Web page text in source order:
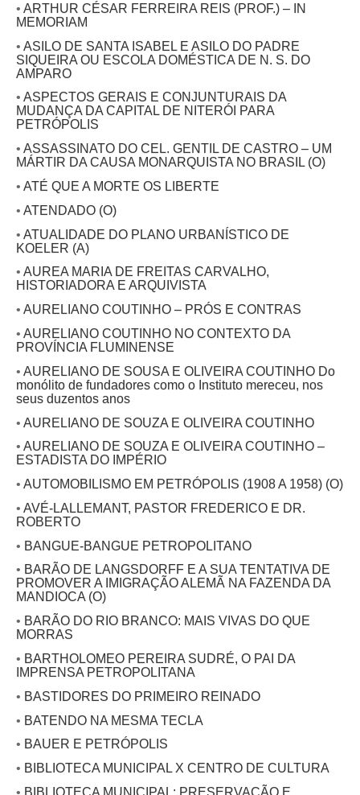
• ARTHUR CÉSAR FERREIRA REIS (PROF.) – IN
MEMORIAM
• ASILO DE SANTA ISABEL E ASILO DO PADRE
SIQUEIRA OU ESCOLA DOMÉSTICA DE N. S. DO
AMPARO
• ASPECTOS GERAIS E CONJUNTURAIS DA
MUDANÇA DA CAPITAL DE NITERÓI PARA
PETRÓPOLIS
• ASSASSINATO DO CEL. GENTIL DE CASTRO – UM
MÁRTIR DA CAUSA MONARQUISTA NO BRASIL (O)
• ATÉ QUE A MORTE OS LIBERTE
• ATENDADO (O)
• ATUALIDADE DO PLANO URBANÍSTICO DE
KOELER (A)
• AUREA MARIA DE FREITAS CARVALHO,
HISTORIADORA E ARQUIVISTA
• AURELIANO COUTINHO – PRÓS E CONTRAS
• AURELIANO COUTINHO NO CONTEXTO DA
PROVÍNCIA FLUMINENSE
• AURELIANO DE SOUSA E OLIVEIRA COUTINHO Do
monólito de fundadores como o Instituto mereceu, nos
seus duzentos anos
• AURELIANO DE SOUZA E OLIVEIRA COUTINHO
• AURELIANO DE SOUZA E OLIVEIRA COUTINHO –
ESTADISTA DO IMPÉRIO
• AUTOMOBILISMO EM PETRÓPOLIS (1908 A 1958) (O)
• AVÉ-LALLEMANT, PASTOR FREDERICO E DR.
ROBERTO
• BANGUE-BANGUE PETROPOLITANO
• BARÃO DE LANGSDORFF E A SUA TENTATIVA DE
PROMOVER A IMIGRAÇÃO ALEMÃ NA FAZENDA DA
MANDIOCA (O)
• BARÃO DO RIO BRANCO: MAIS VIVAS DO QUE
MORRAS
• BARTHOLOMEO PEREIRA SUDRÉ, O PAI DA
IMPRENSA PETROPOLITANA
• BASTIDORES DO PRIMEIRO REINADO
• BATENDO NA MESMA TECLA
• BAUER E PETRÓPOLIS
• BIBLIOTECA MUNICIPAL X CENTRO DE CULTURA
• BIBLIOTECA MUNICIPAL: PRESERVAÇÃO E